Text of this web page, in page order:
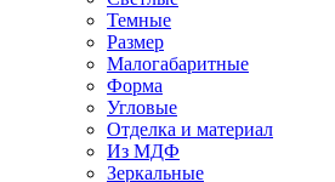
Темные
Размер
Малогабаритные
Форма
Угловые
Отделка и материал
Из МДФ
Зеркальные